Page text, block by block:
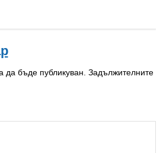
бъде публикуван. Задължителните